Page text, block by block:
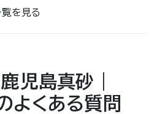
を見る
児島真砂｜
くある質問